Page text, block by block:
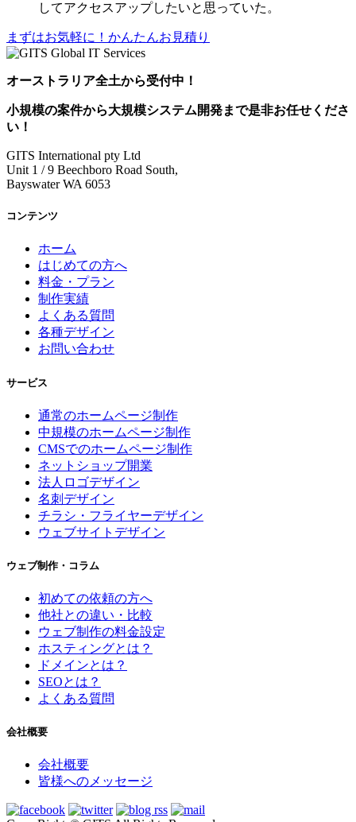
してアクセスアップしたいと思っていた。
まずはお気軽に！かんたんお見積り
オーストラリア全土から受付中！
小規模の案件から大規模システム開発まで是非お任せくださ
い！
GITS International pty Ltd
Unit 1 / 9 Beechboro Road South,
Bayswater WA 6053
コンテンツ
ホーム
はじめての方へ
料金・プラン
制作実績
よくある質問
各種デザイン
お問い合わせ
サービス
通常のホームページ制作
中規模のホームページ制作
CMSでのホームページ制作
ネットショップ開業
法人ロゴデザイン
名刺デザイン
チラシ・フライヤーデザイン
ウェブサイトデザイン
ウェブ制作・コラム
初めての依頼の方へ
他社との違い・比較
ウェブ制作の料金設定
ホスティングとは？
ドメインとは？
SEOとは？
よくある質問
会社概要
会社概要
皆様へのメッセージ